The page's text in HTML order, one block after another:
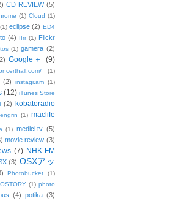
CD REVIEW (5)
(1) Cloud (1)
(1) eclipse (2) ED4
(4) ffrr (1) Flickr
(1) gamera (2)
Google＋ (9)
(1)
(2) instagr.am (1)
(12) iTunes Store
(2)
kobatoradio
(1) maclife
(1) medici.tv (5)
movie review (3)
(7) NHK-FM
(3) OSXアッ
Photobucket
(1)
(1) photo
(4) potika (3)